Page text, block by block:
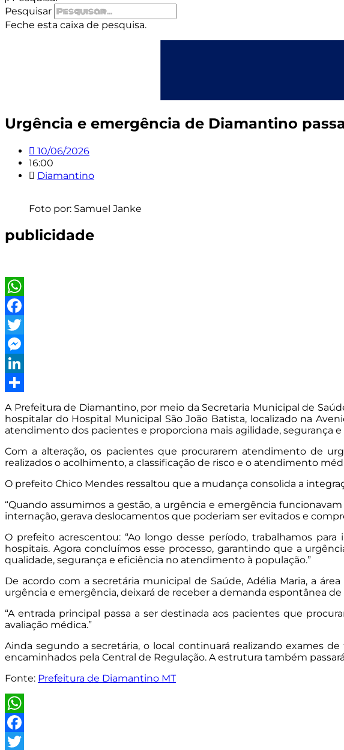
Pesquisar
Feche esta caixa de pesquisa.
Urgência e emergência de Diamantino
10/06/2026
16:00
Diamantino
Foto por: Samuel Janke
publicidade
WhatsApp
Facebook
Twitter
Messenger
LinkedIn
Share
A Prefeitura de Diamantino, por meio da Secretaria Municipal de
hospitalar do Hospital Municipal São João Batista, localizado na
atendimento dos pacientes e proporciona mais agilidade, segurança
Com a alteração, os pacientes que procurarem atendimento de
realizados o acolhimento, a classificação de risco e o atendimento
O prefeito Chico Mendes ressaltou que a mudança consolida a
“Quando assumimos a gestão, a urgência e emergência
internação, gerava deslocamentos que poderiam ser evitados e
O prefeito acrescentou: “Ao longo desse período, trabalhamos
hospitais. Agora concluímos esse processo, garantindo que a
qualidade, segurança e eficiência no atendimento à população.”
De acordo com a secretária municipal de Saúde, Adélia Maria, a
urgência e emergência, deixará de receber a demanda espontânea
“A entrada principal passa a ser destinada aos pacientes que
avaliação médica.”
Ainda segundo a secretária, o local continuará realizando exames
encaminhados pela Central de Regulação. A estrutura também
Fonte: Prefeitura de Diamantino MT
WhatsApp
Facebook